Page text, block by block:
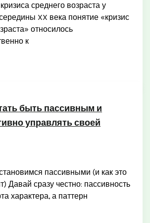
среднего возраста у
XX века понятие «кризис
относилось
к
быть пассивным и
управлять своей
пассивными (и как это
Давай сразу честно: пассивность
характера, а паттерн